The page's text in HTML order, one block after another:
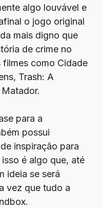
algo louvável e
o jogo original
mais digno que
de crime no
filmes como Cidade
Trash: A
para a
possui
inspiração para
é algo que, até
ideia se será
vez que tudo a